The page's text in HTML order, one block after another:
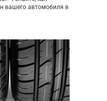
вашего автомобиля в